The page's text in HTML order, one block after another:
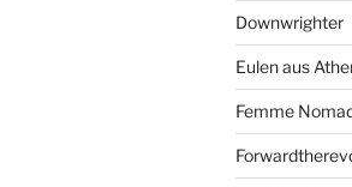
Downwrighter
Eulen aus
Femme